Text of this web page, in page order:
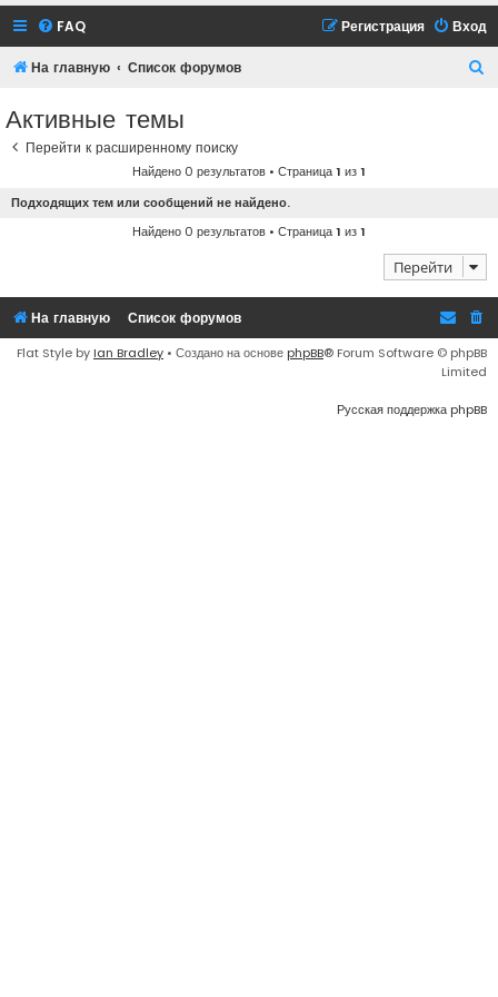
FAQ Вход
Регистрация
На главную Список форумов
Активные темы
Перейти к расширенному поиску
Найдено 0 результатов • Страница1 из1
Подходящих тем или сообщений не найдено.
Найдено 0 результатов • Страница1 из1
Перейти
На главную Список форумов
Flat Style by Ian Bradley • Создано на основе phpBB® Forum Software © phpBB
Limited
Русская поддержка phpBB